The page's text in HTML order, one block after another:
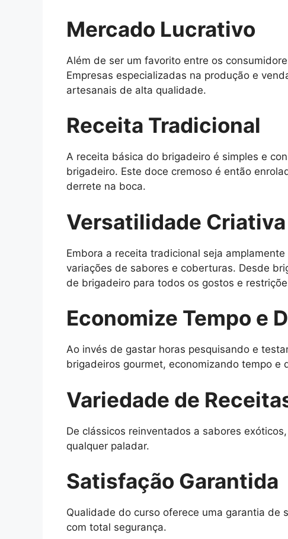
Mercado Lucrativo
Além de ser um favorito entre os
Empresas especializadas na produção e
artesanais de alta qualidade.
Receita Tradicional
A receita básica do brigadeiro é simples e
brigadeiro. Este doce cremoso é então
derrete na boca.
Versatilidade Criativa
Embora a receita tradicional seja
variações de sabores e coberturas. Desde
de brigadeiro para todos os gostos e
Economize Tempo e
Ao invés de gastar horas pesquisando e
brigadeiros gourmet, economizando tempo e
Variedade de
De clássicos reinventados a sabores
qualquer paladar.
Satisfação Garantida
Qualidade do curso oferece uma garantia
com total segurança.